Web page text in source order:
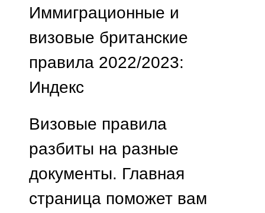
Иммиграционные и
визовые британские
правила 2022/2023:
Индекс
Визовые правила
разбиты на разные
документы. Главная
страница поможет вам